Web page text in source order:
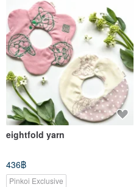
eightfold yarn
436฿
Pinkoi Exclusive